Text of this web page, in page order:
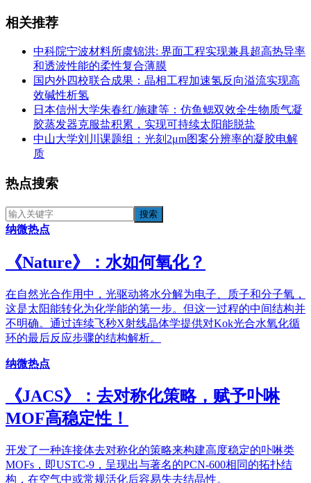
相关推荐
中科院宁波材料所虞锦洪: 界面工程实现兼具超高热导率
和透波性能的柔性复合薄膜
国内外四校联合成果：晶相工程加速氢反向溢流实现高
效碱性析氢
日本信州大学朱春红/施建等：仿鱼鳃双效全生物质气凝
胶蒸发器克服盐积累，实现可持续太阳能脱盐
中山大学刘川课题组：光刻2μm图案分辨率的凝胶电解
质
热点搜索
纳微热点
《​Nature》：水如何氧化？
在自然光合作用中，光驱动将水分解为电子、质子和分子氧，
这是太阳能转化为化学能的第一步。但这一过程的中间结构并
不明确。通过连续飞秒X射线晶体学提供对Kok光合水氧化循
环的最后反应步骤的结构解析。
纳微热点
《JACS》：去对称化策略，赋予卟啉
MOF高稳定性！
开发了一种连接体去对称化的策略来构建高度稳定的卟啉类
MOFs，即USTC-9，呈现出与著名的PCN-600相同的拓扑结
构，在空气中或常规活化后容易失去结晶性。